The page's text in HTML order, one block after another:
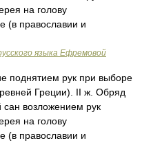
на голову
(в православии и
языка Ефремовой
поднятием рук при выборе
Греции). II ж. Обряд
сан возложением рук
на голову
(в православии и